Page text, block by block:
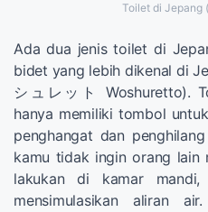
Toilet di Jepang
Ada dua jenis toilet di
bidet yang lebih dikenal di
シュレット Woshuretto).
hanya memiliki tombol
penghangat dan
kamu tidak ingin orang lain
lakukan di kamar
mensimulasikan aliran